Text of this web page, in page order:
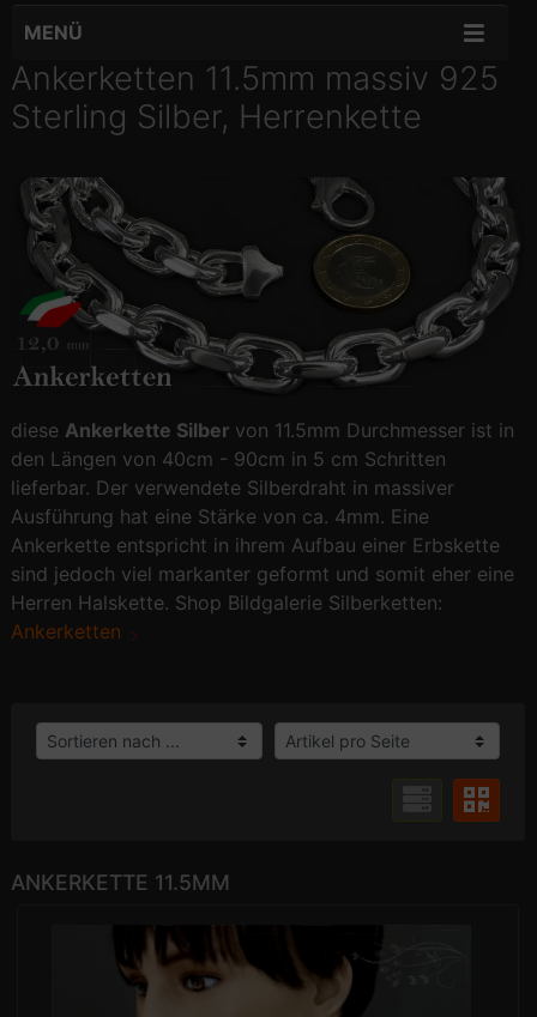
MENÜ
Ankerketten 11.5mm massiv 925
Sterling Silber, Herrenkette
diese Ankerkette Silber von 11.5mm Durchmesser ist in
den Längen von 40cm - 90cm in 5 cm Schritten
lieferbar. Der verwendete Silberdraht in massiver
Ausführung hat eine Stärke von ca. 4mm. Eine
Ankerkette entspricht in ihrem Aufbau einer Erbskette
sind jedoch viel markanter geformt und somit eher eine
Herren Halskette. Shop Bildgalerie Silberketten:
Ankerketten
ANKERKETTE 11.5MM